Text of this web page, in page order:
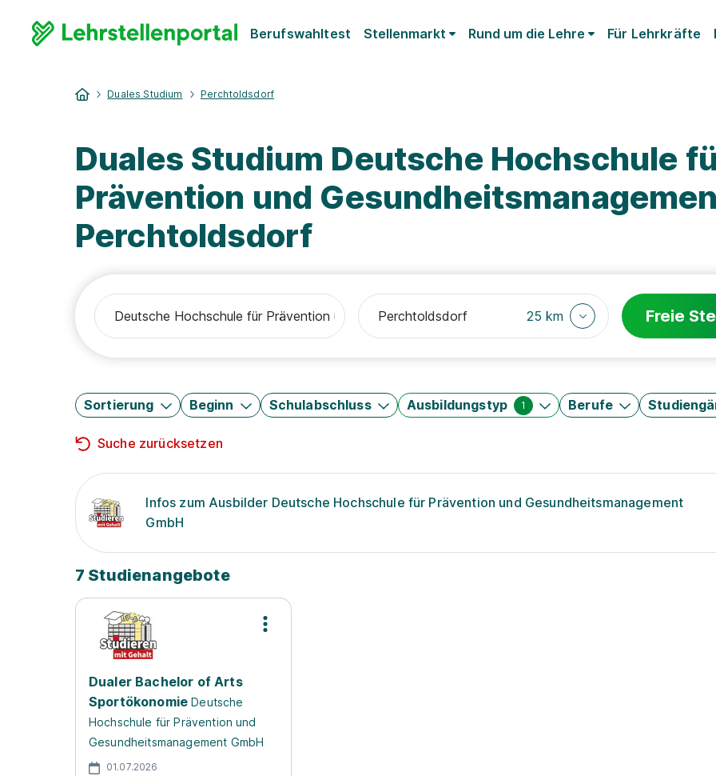
Berufswahltest Stellenmarkt Rund um die Lehre Für Lehrkräfte
Duales Studium Perchtoldsdorf
Duales Studium Deutsche Hochschule
Prävention und
Perchtoldsdorf
25 km Freie
Sortierung Beginn Schulabschluss Ausbildungstyp 1 Berufe
Suche zurücksetzen
Infos zum Ausbilder Deutsche Hochschule für Prävention und Gesundheitsmanagement
GmbH
7 Studienangebote
Dualer Bachelor of Arts
Sportökonomie Deutsche
Hochschule für Prävention und
Gesundheitsmanagement GmbH
01.07.2026